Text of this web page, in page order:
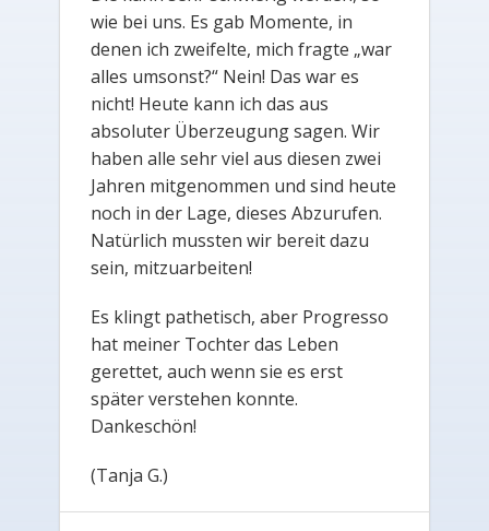
wie bei uns. Es gab Momente, in
denen ich zweifelte, mich fragte „war
alles umsonst?“ Nein! Das war es
nicht! Heute kann ich das aus
absoluter Überzeugung sagen. Wir
haben alle sehr viel aus diesen zwei
Jahren mitgenommen und sind heute
noch in der Lage, dieses Abzurufen.
Natürlich mussten wir bereit dazu
sein, mitzuarbeiten!
Es klingt pathetisch, aber Progresso
hat meiner Tochter das Leben
gerettet, auch wenn sie es erst
später verstehen konnte.
Dankeschön!
(Tanja G.)